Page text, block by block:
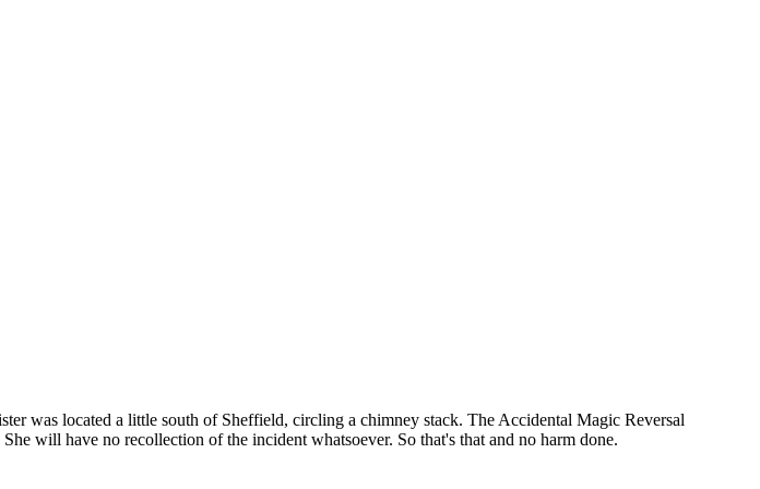
was located a little south of Sheffield, circling a chimney stack. The Accidental Magic Reversal
will have no recollection of the incident whatsoever. So that's that and no harm done.